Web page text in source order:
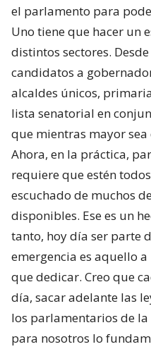
el parlamento para
Uno tiene que hacer un
distintos sectores.
candidatos a
alcaldes únicos,
lista senatorial en
que mientras mayor
Ahora, en la práctica,
requiere que estén
escuchado de muchos
disponibles. Ese es un
tanto, hoy día ser parte
emergencia es aquello
que dedicar. Creo que
día, sacar adelante las
los parlamentarios de
para nosotros lo